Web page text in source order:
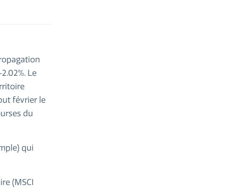
Le
février le
du
qui
(MSCI